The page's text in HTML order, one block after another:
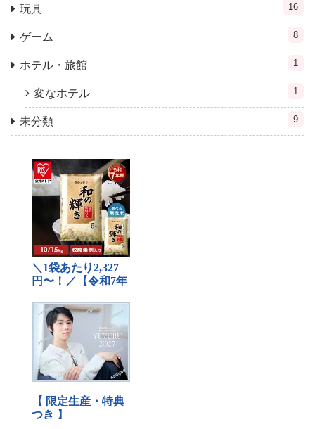
玩具 16
ゲーム 8
ホテル・旅館 1
変なホテル 1
未分類 9